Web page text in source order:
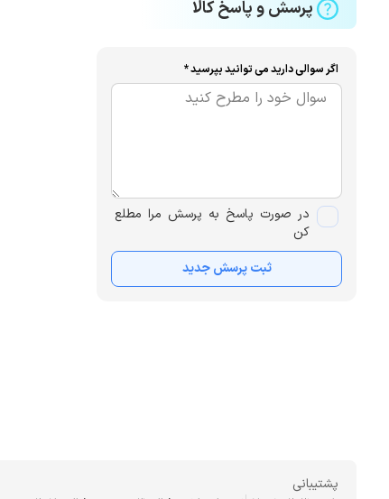
پرسش و پاسخ کالا
اگر سوالی دارید می توانید بپرسید *
در صورت پاسخ به پرسش مرا مطلع
کن
ثبت پرسش جدید
پشتیبانی